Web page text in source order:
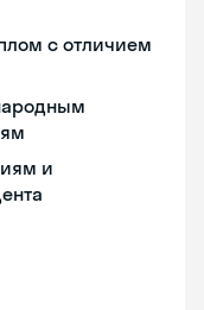
с отличием
и